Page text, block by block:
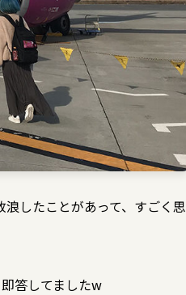
したことがあって、すごく思
答してましたw